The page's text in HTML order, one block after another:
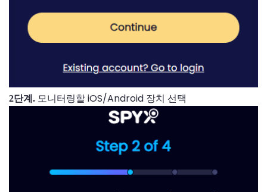
2단계. 모니터링할 iOS/Android 장치 선택